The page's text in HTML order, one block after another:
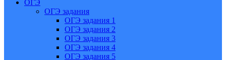
ОГЭ
ОГЭ задания
ОГЭ задания 1
ОГЭ задания 2
ОГЭ задания 3
ОГЭ задания 4
ОГЭ задания 5